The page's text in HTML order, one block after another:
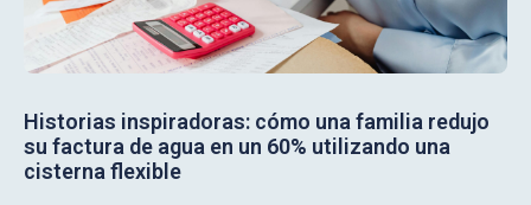
Historias inspiradoras: cómo una familia redujo
su factura de agua en un 60% utilizando una
cisterna flexible